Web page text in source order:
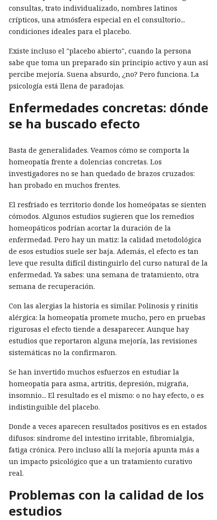
consultas, trato individualizado, nombres latinos
crípticos, una atmósfera especial en el consultorio...
condiciones ideales para el placebo.
Existe incluso el "placebo abierto", cuando la persona
sabe que toma un preparado sin principio activo y aun así
percibe mejoría. Suena absurdo, ¿no? Pero funciona. La
psicología está llena de paradojas.
Enfermedades concretas: dónde
se ha buscado efecto
Basta de generalidades. Veamos cómo se comporta la
homeopatía frente a dolencias concretas. Los
investigadores no se han quedado de brazos cruzados:
han probado en muchos frentes.
El resfriado es territorio donde los homeópatas se sienten
cómodos. Algunos estudios sugieren que los remedios
homeopáticos podrían acortar la duración de la
enfermedad. Pero hay un matiz: la calidad metodológica
de esos estudios suele ser baja. Además, el efecto es tan
leve que resulta difícil distinguirlo del curso natural de la
enfermedad. Ya sabes: una semana de tratamiento, otra
semana de recuperación.
Con las alergias la historia es similar. Polinosis y rinitis
alérgica: la homeopatía promete mucho, pero en pruebas
rigurosas el efecto tiende a desaparecer. Aunque hay
estudios que reportaron alguna mejoría, las revisiones
sistemáticas no la confirmaron.
Se han invertido muchos esfuerzos en estudiar la
homeopatía para asma, artritis, depresión, migraña,
insomnio... El resultado es el mismo: o no hay efecto, o es
indistinguible del placebo.
Donde a veces aparecen resultados positivos es en estados
difusos: síndrome del intestino irritable, fibromialgia,
fatiga crónica. Pero incluso allí la mejoría apunta más a
un impacto psicológico que a un tratamiento curativo
real.
Problemas con la calidad de los
estudios